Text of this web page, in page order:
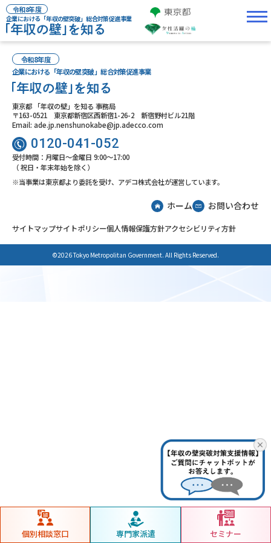
令和8年度
企業における「年収の壁突破」総合対策促進事業
令和8年度
企業における「年収の壁突破」総合対策促進事業
東京都 「年収の壁」を知る 事務局
〒163-0521 東京都新宿区西新宿1-26-2 新宿野村ビル21階
Email: ade.jp.nenshunokabe@jp.adecco.com
0120-041-052
受付時間：月曜日～金曜日 9:00～17:00
（ 祝日・年末年始を除く）
※当事業は東京都より委託を受け、アデコ株式会社が運営しています。
ホーム お問い合わせ
サイトマップサイトポリシー個人情報保護方針アクセシビリティ方針
©2026 Tokyo Metropolitan Government. All Rights Reserved.
個別相談窓口 専門家派遣 セミナー